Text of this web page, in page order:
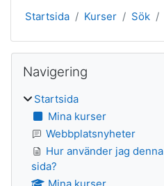
Startsida Kurser Sök
Block
Navigering
Startsida
Mina kurser
Webbplatsnyheter
Hur använder jag denna
sida?